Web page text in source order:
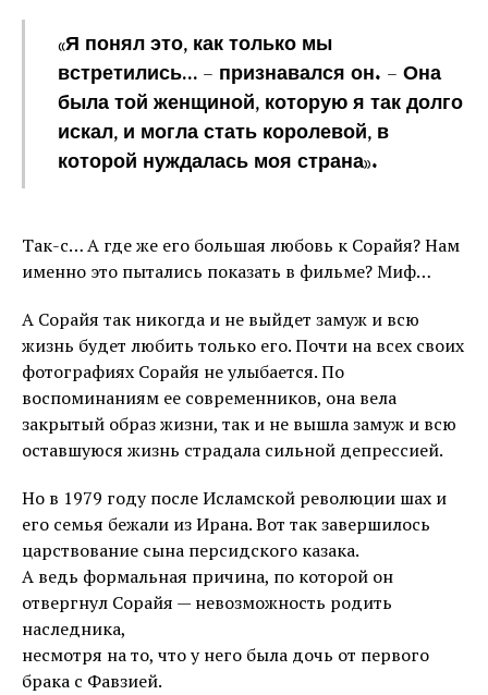
«Я понял это, как только мы
встретились… – признавался он. – Она
была той женщиной, которую я так долго
искал, и могла стать королевой, в
которой нуждалась моя страна».
Так-с… А где же его большая любовь к Сорайя? Нам
именно это пытались показать в фильме? Миф…
А Сорайя так никогда и не выйдет замуж и всю
жизнь будет любить только его. Почти на всех своих
фотографиях Сорайя не улыбается. По
воспоминаниям ее современников, она вела
закрытый образ жизни, так и не вышла замуж и всю
оставшуюся жизнь страдала сильной депрессией.
Но в 1979 году после Исламской революции шах и
его семья бежали из Ирана. Вот так завершилось
царствование сына персидского казака.
А ведь формальная причина, по которой он
отвергнул Сорайя — невозможность родить
наследника,
несмотря на то, что у него была дочь от первого
брака с Фавзией.